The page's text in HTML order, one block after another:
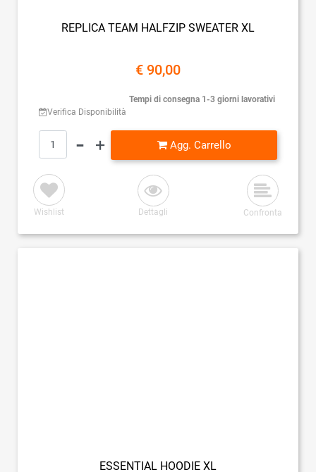
REPLICA TEAM HALFZIP SWEATER XL
€ 90,00
Verifica Disponibilità
Tempi di consegna 1-3 giorni lavorativi
Quantità
Agg. Carrello
Wishlist Dettagli Confronta
ESSENTIAL HOODIE XL